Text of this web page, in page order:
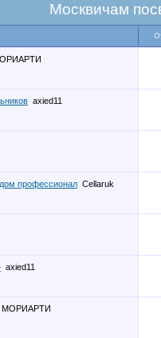
Москвичам
axied11
профессионал Cellaruk
axied11
МОРИАРТИ